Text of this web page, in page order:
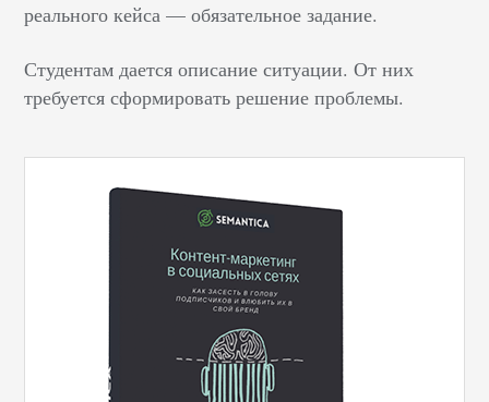
реального кейса — обязательное задание.
Студентам дается описание ситуации. От них
требуется сформировать решение проблемы.